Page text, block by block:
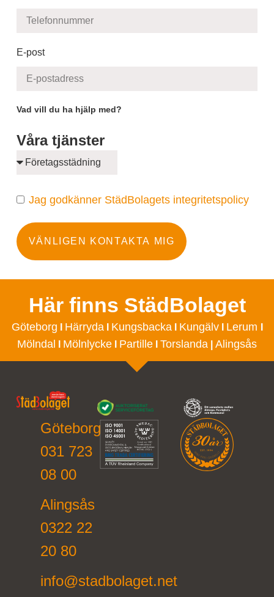
E-post
Vad vill du ha hjälp med?
Våra tjänster
Jag godkänner StädBolagets integritetspolicy
VÄNLIGEN KONTAKTA MIG
Här finns StädBolaget
Göteborg HärrydaI KungsbackaI KungälvI Lerum
Mölndal Mölnlycke Partille Torslanda Alingsås
Göteborg
031 723
08 00
Alingsås
0322 22
20 80
info@stadbolaget.net